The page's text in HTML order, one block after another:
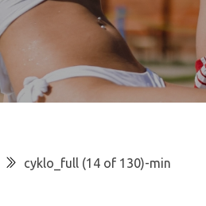
cyklo_full (14 of 130)-min